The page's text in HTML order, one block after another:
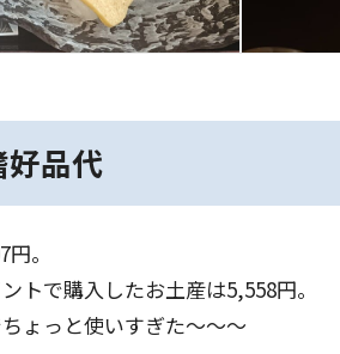
品代
。
トで購入したお土産は5,558円。
ょっと使いすぎた～～～